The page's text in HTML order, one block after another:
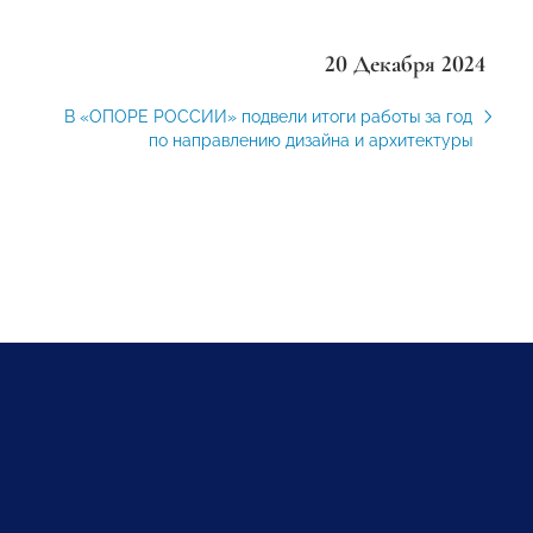
20 Декабря 2024
В «ОПОРЕ РОССИИ» подвели итоги работы за год
по направлению дизайна и архитектуры